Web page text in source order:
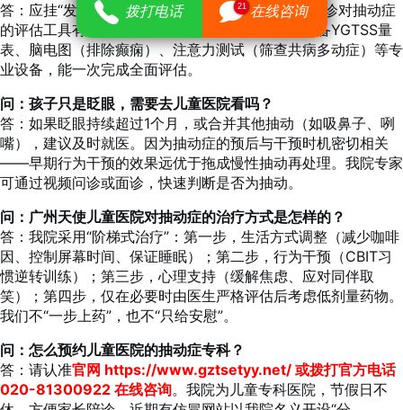
答：应挂“发育行为科”或“神经发育科”。普通儿科门诊对抽动症
的评估工具有限。广州天使儿童医院发育行为科配备YGTSS量
表、脑电图（排除癫痫）、注意力测试（筛查共病多动症）等专
业设备，能一次完成全面评估。
问：孩子只是眨眼，需要去儿童医院看吗？
答：如果眨眼持续超过1个月，或合并其他抽动（如吸鼻子、咧
嘴），建议及时就医。因为抽动症的预后与干预时机密切相关
——早期行为干预的效果远优于拖成慢性抽动再处理。我院专家
可通过视频问诊或面诊，快速判断是否为抽动。
问：广州天使儿童医院对抽动症的治疗方式是怎样的？
答：我院采用“阶梯式治疗”：第一步，生活方式调整（减少咖啡
因、控制屏幕时间、保证睡眠）；第二步，行为干预（CBIT习
惯逆转训练）；第三步，心理支持（缓解焦虑、应对同伴取
笑）；第四步，仅在必要时由医生严格评估后考虑低剂量药物。
我们不“一步上药”，也不“只给安慰”。
问：怎么预约儿童医院的抽动症专科？
答：请认准官网 https://www.gztsetyy.net/ 或拨打官方电话
020-81300922 在线咨询。我院为儿童专科医院，节假日不
拨打电话 21 在线咨询